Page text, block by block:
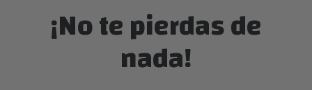
¡No te pierdas de
nada!